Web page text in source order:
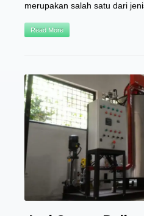
merupakan salah satu dari
Read More